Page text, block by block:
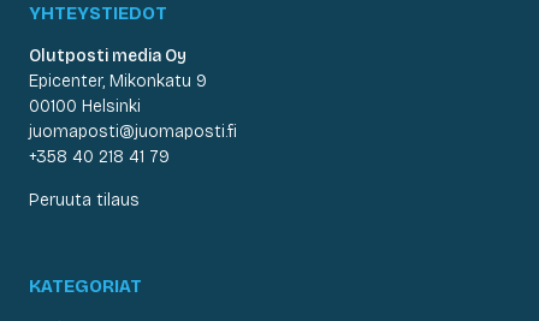
YHTEYSTIEDOT
Olutposti media Oy
Epicenter, Mikonkatu 9
00100 Helsinki
juomaposti@juomaposti.fi
+358 40 218 41 79
Peruuta tilaus
KATEGORIAT